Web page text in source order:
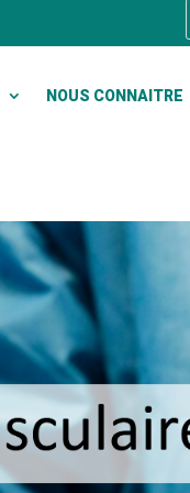
NOUS CONNAITRE